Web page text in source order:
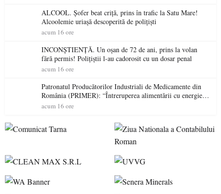
ALCOOL. Șofer beat criță, prins în trafic la Satu Mare!
Alcoolemie uriașă descoperită de polițiști
acum 16 ore
INCONȘTIENȚĂ. Un oșan de 72 de ani, prins la volan
fără permis! Polițiștii l-au cadorosit cu un dosar penal
acum 16 ore
Patronatul Producătorilor Industriali de Medicamente din
România (PRIMER): “Întreruperea alimentării cu energie
electrică a fabricilor de medicamente va pune în pericol
acum 16 ore